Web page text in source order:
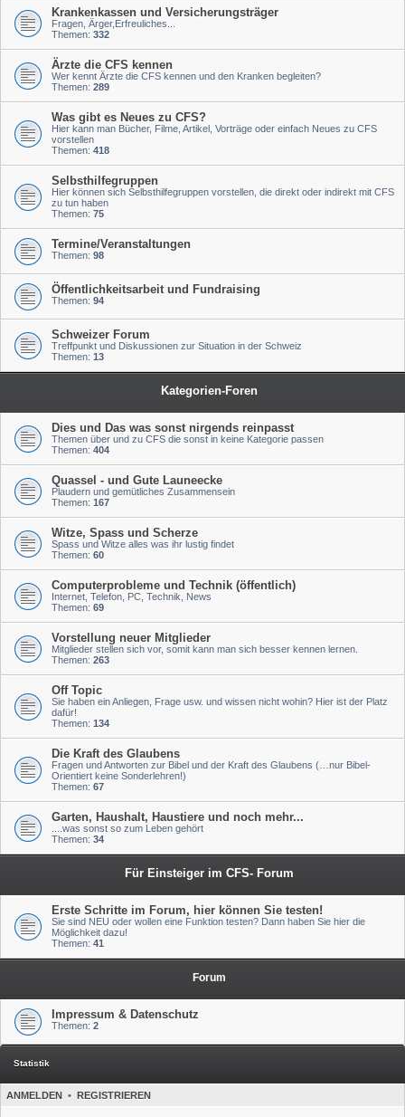
Krankenkassen und Versicherungsträger
Fragen, Ärger,Erfreuliches...
Themen: 332
Ärzte die CFS kennen
Wer kennt Ärzte die CFS kennen und den Kranken begleiten?
Themen: 289
Was gibt es Neues zu CFS?
Hier kann man Bücher, Filme, Artikel, Vorträge oder einfach Neues zu CFS
vorstellen
Themen: 418
Selbsthilfegruppen
Hier können sich Selbsthilfegruppen vorstellen, die direkt oder indirekt mit CFS
zu tun haben
Themen: 75
Termine/Veranstaltungen
Themen: 98
Öffentlichkeitsarbeit und Fundraising
Themen: 94
Schweizer Forum
Treffpunkt und Diskussionen zur Situation in der Schweiz
Themen: 13
Kategorien-Foren
Dies und Das was sonst nirgends reinpasst
Themen über und zu CFS die sonst in keine Kategorie passen
Themen: 404
Quassel - und Gute Launeecke
Plaudern und gemütliches Zusammensein
Themen: 167
Witze, Spass und Scherze
Spass und Witze alles was ihr lustig findet
Themen: 60
Computerprobleme und Technik (öffentlich)
Internet, Telefon, PC, Technik, News
Themen: 69
Vorstellung neuer Mitglieder
Mitglieder stellen sich vor, somit kann man sich besser kennen lernen.
Themen: 263
Off Topic
Sie haben ein Anliegen, Frage usw. und wissen nicht wohin? Hier ist der Platz
dafür!
Themen: 134
Die Kraft des Glaubens
Fragen und Antworten zur Bibel und der Kraft des Glaubens (…nur Bibel-
Orientiert keine Sonderlehren!)
Themen: 67
Garten, Haushalt, Haustiere und noch mehr...
....was sonst so zum Leben gehört
Themen: 34
Für Einsteiger im CFS- Forum
Erste Schritte im Forum, hier können Sie testen!
Sie sind NEU oder wollen eine Funktion testen? Dann haben Sie hier die
Möglichkeit dazu!
Themen: 41
Forum
Impressum & Datenschutz
Themen: 2
Statistik
ANMELDEN • REGISTRIEREN